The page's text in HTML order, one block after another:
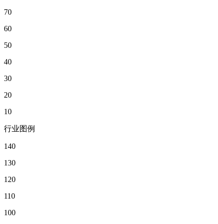
70
60
50
40
30
20
10
行业图例
140
130
120
110
100